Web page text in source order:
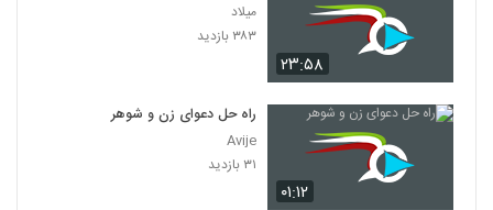
۲۳:۵۸
میلاد
۳۸۳ بازدید
۰۱:۱۲
راه حل دعوای زن و شوهر
Avije
۳۱ بازدید